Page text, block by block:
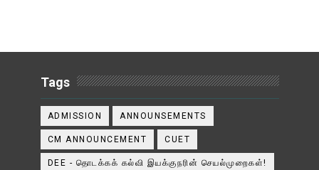
Tags
ADMISSION ANNOUNSEMENTS
CM ANNOUNCEMENT CUET
DEE - தொடக்கக் கல்வி இயக்குநரின் செயல்முறைகள்!